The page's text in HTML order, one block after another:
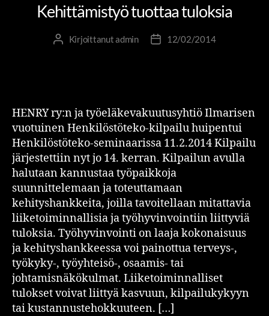
Kehittämistyö tuottaa tuloksia
Kirjoittanutadmin 12/02/2014
HENRY ry:n ja työeläkevakuutusyhtiö Ilmarisen
vuotuinen Henkilöstöteko-kilpailu huipentui
Henkilöstöteko-seminaarissa 11.2.2014 Kilpailu
järjestettiin nyt jo 14. kerran. Kilpailun avulla
halutaan kannustaa työpaikkoja
suunnittelemaan ja toteuttamaan
kehityshankkeita, joilla tavoitellaan mitattavia
liiketoiminnallisia ja työhyvinvointiin liittyviä
tuloksia. Työhyvinvointi on laaja kokonaisuus
ja kehityshankkeessa voi painottua terveys-,
työkyky-, työyhteisö-, osaamis- tai
johtamisnäkökulmat. Liiketoiminnalliset
tulokset voivat liittyä kasvuun, kilpailukykyyn
tai kustannustehokkuuteen. […]